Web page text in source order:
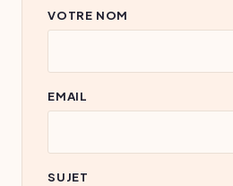
VOTRE NOM
EMAIL
SUJET